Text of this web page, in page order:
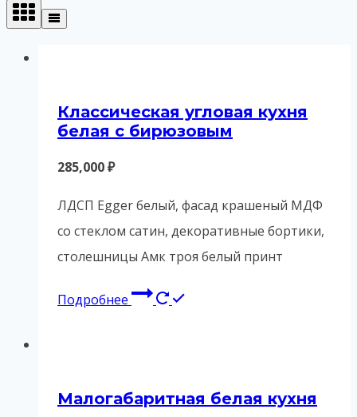
Классическая угловая кухня
белая с бирюзовым
285,000₽
ЛДСП Egger белый, фасад крашеный МДФ
со стеклом сатин, декоративные бортики,
столешницы Амк троя белый принт
Подробнее
Малогабаритная белая кухня